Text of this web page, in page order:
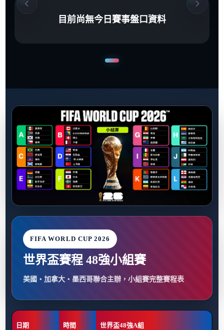
目前尚無今日賽事盤口資料
FIFA WORLD CUP 2026
世界盃賽程 48強小組賽
美國・加拿大・墨西哥聯合主辦，小組賽完整賽程表
日期 時間 世界盃48強A組